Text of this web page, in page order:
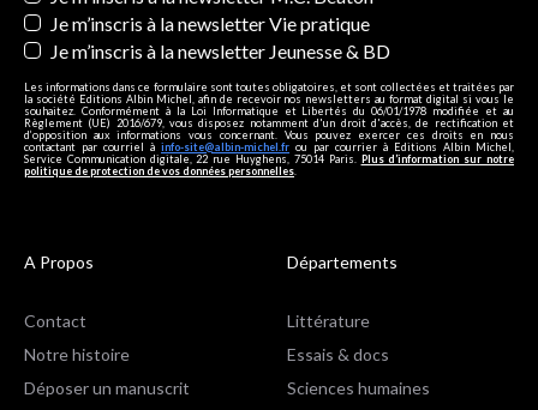
Je m’inscris à la newsletter Vie pratique
Je m’inscris à la newsletter Jeunesse & BD
Les informations dans ce formulaire sont toutes obligatoires, et sont collectées et traitées par
la société Editions Albin Michel, afin de recevoir nos newsletters au format digital si vous le
souhaitez. Conformément à la Loi Informatique et Libertés du 06/01/1978 modifiée et au
Règlement (UE) 2016/679, vous disposez notamment d'un droit d'accès, de rectification et
d’opposition aux informations vous concernant. Vous pouvez exercer ces droits en nous
contactant par courriel à info-site@albin-michel.fr ou par courrier à Editions Albin Michel,
Service Communication digitale, 22 rue Huyghens, 75014 Paris. Plus d’information sur notre
politique de protection de vos données personnelles.
A Propos
Contact
Notre histoire
Déposer un manuscrit
Départements
Littérature
Essais & docs
Sciences humaines